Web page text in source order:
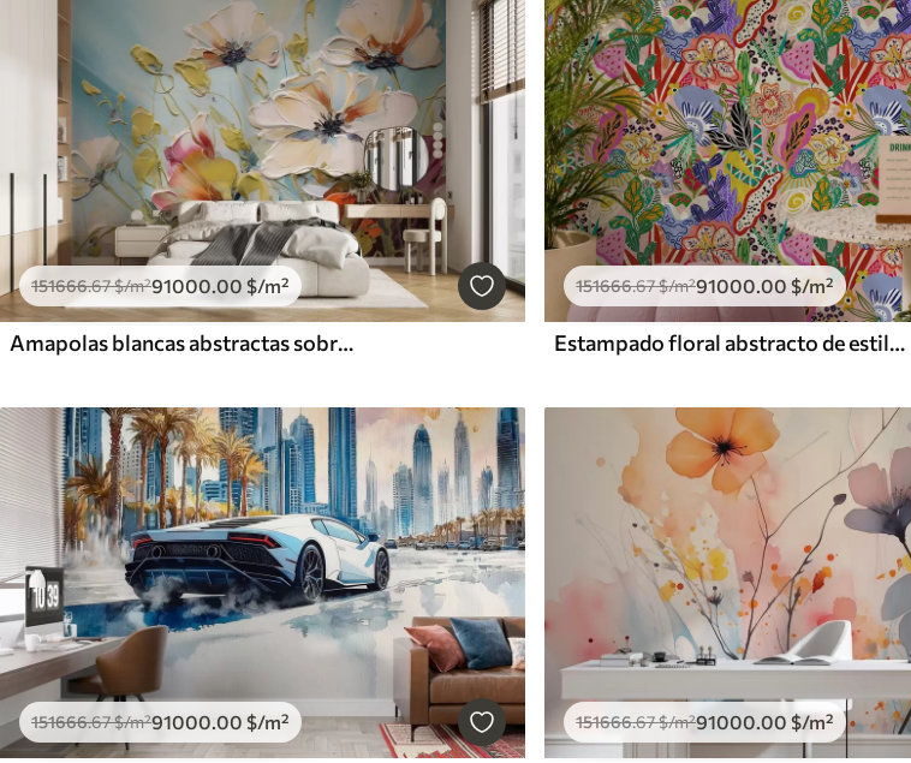
151666.67$/m²91000.00 $/m²
Amapolas blancas abstractas sobre fondo azul, imitación de pinceladas
151666.67$/m²91000.00 $/m²
Estampado floral abstracto de estilo pop art
151666.67$/m²91000 .00 $/m² 151666.67$/m²91000 .00 $/m²